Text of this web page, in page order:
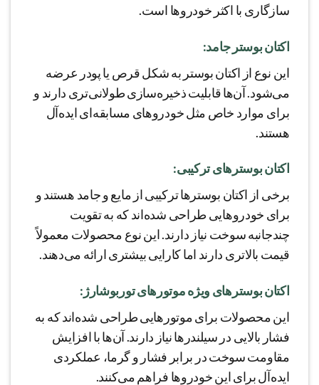
سازگاری با اکثر خودروها است.
اکتان بوستر جامد:
این نوع از اکتان بوستر به شکل قرص یا پودر عرضه
می‌شود. آن‌ها قابلیت ذخیره‌سازی طولانی‌تری دارند و
برای موارد خاص مثل خودروهای مسابقه‌ای ایده‌آل
هستند.
اکتان بوسترهای ترکیبی:
برخی از اکتان بوسترها ترکیبی از مایع و جامد هستند و
برای خودروهایی طراحی شده‌اند که به تقویت
چندجانبه سوخت نیاز دارند. این نوع محصولات معمولاً
قیمت بالاتری دارند اما کارایی بیشتری ارائه می‌دهند.
اکتان بوسترهای ویژه موتورهای توربوشارژ:
این محصولات برای موتورهایی طراحی شده‌اند که به
فشار بالایی در سیلندرها نیاز دارند. آن‌ها با افزایش
مقاومت سوخت در برابر فشار و گرما، عملکردی
ایده‌آل برای این خودروها فراهم می‌کنند.